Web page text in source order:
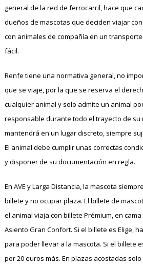
general de la red de ferrocarril, hace que
dueños de mascotas que deciden viajar
con animales de compañía en un
fácil.
Renfe tiene una normativa general, no
que se viaje, por la que se reserva el
cualquier animal y solo admite un animal
responsable durante todo el trayecto de su
mantendrá en un lugar discreto, siempre
El animal debe cumplir unas correctas
y disponer de su documentación en regla.
En AVE y Larga Distancia, la mascota
billete y no ocupar plaza. El billete de
el animal viaja con billete Prémium, en
Asiento Gran Confort. Si el billete es Elige,
para poder llevar a la mascota. Si el billete
por 20 euros más. En plazas acostadas